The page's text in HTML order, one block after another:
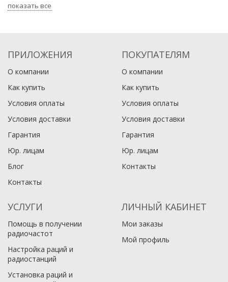
показать все
ПРИЛОЖЕНИЯ
О компании
Как купить
Условия оплаты
Условия доставки
Гарантия
Юр. лицам​
Блог
Контакты
ПОКУПАТЕЛЯМ
О компании
Как купить
Условия оплаты
Условия доставки
Гарантия
Юр. лицам​
Контакты
УСЛУГИ
Помощь в получении
радиочастот
Настройка раций и
радиостанций
Установка раций и
ЛИЧНЫЙ КАБИНЕТ
Мои заказы
Мой профиль